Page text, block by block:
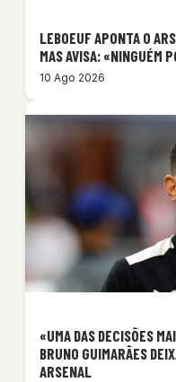
LEBOEUF APONTA O
MAS AVISA: «NINGUÉM
10 Ago 2026
«UMA DAS DECISÕES
BRUNO GUIMARÃES
ARSENAL